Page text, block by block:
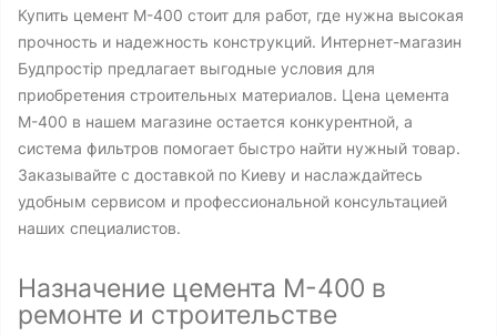
Купить цемент М-400 стоит для работ, где нужна высокая
прочность и надежность конструкций. Интернет-магазин
Будпростір предлагает выгодные условия для
приобретения строительных материалов. Цена цемента
М-400 в нашем магазине остается конкурентной, а
система фильтров помогает быстро найти нужный товар.
Заказывайте с доставкой по Киеву и наслаждайтесь
удобным сервисом и профессиональной консультацией
наших специалистов.
Назначение цемента М-400 в
ремонте и строительстве